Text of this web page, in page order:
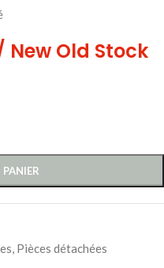
New Old Stock
, Pièces détachées